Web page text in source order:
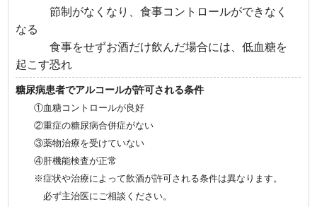
節制がなくなり、食事コントロールができなく
なる
食事をせずお酒だけ飲んだ場合には、低血糖を
起こす恐れ
糖尿病患者でアルコールが許可される条件
①血糖コントロールが良好
②重症の糖尿病合併症がない
③薬物治療を受けていない
④肝機能検査が正常
※症状や治療によって飲酒が許可される条件は異なります。
必ず主治医にご相談ください。